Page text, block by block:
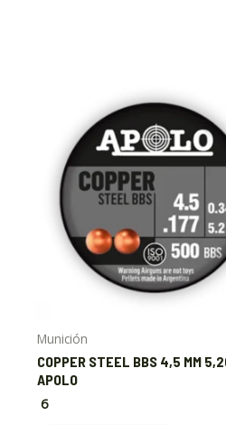
Munición
COPPER STEEL BBS 4,5 MM
APOLO
6